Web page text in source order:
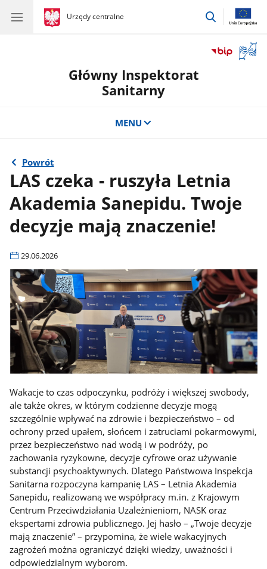
gov.pl
Urzędy centralne
gov.pl
Urzędy
przejdź
okno
Główny Inspektorat
Sanitarny
MENU
Powrót
LAS czeka - ruszyła Letnia
Akademia Sanepidu. Twoje
decyzje mają znaczenie!
29.06.2026
Wakacje to czas odpoczynku, podróży i większej swobody,
ale także okres, w którym codzienne decyzje mogą
szczególnie wpływać na zdrowie i bezpieczeństwo – od
ochrony przed upałem, słońcem i zatruciami pokarmowymi,
przez bezpieczeństwo nad wodą i w podróży, po
zachowania ryzykowne, decyzje cyfrowe oraz używanie
substancji psychoaktywnych. Dlatego Państwowa Inspekcja
Sanitarna rozpoczyna kampanię LAS – Letnia Akademia
Sanepidu, realizowaną we współpracy m.in. z Krajowym
Centrum Przeciwdziałania Uzależnieniom, NASK oraz
ekspertami zdrowia publicznego. Jej hasło – „Twoje decyzje
mają znaczenie” – przypomina, że wiele wakacyjnych
zagrożeń można ograniczyć dzięki wiedzy, uważności i
odpowiedzialnym wyborom.